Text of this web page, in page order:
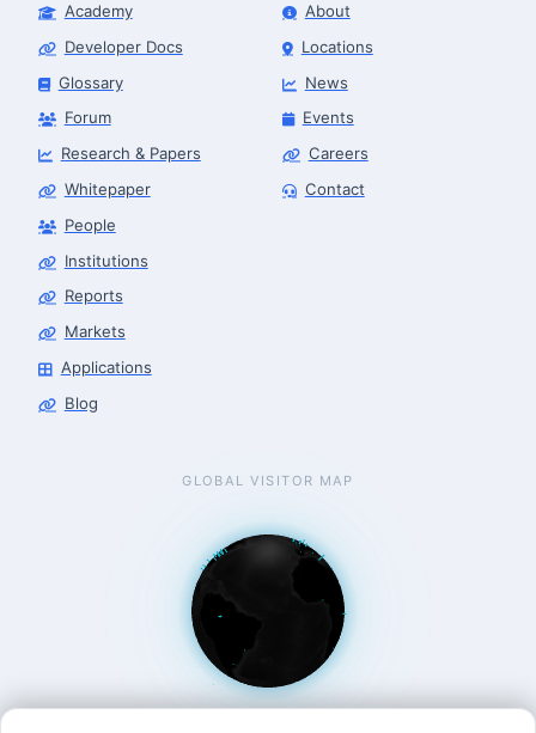
Academy
Developer Docs
Glossary
Forum
Research & Papers
Whitepaper
People
Institutions
Reports
Markets
Applications
Blog
About
Locations
News
Events
Careers
Contact
GLOBAL VISITOR MAP
Robotics Advisor